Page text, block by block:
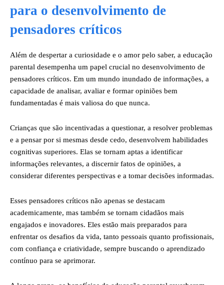
para o desenvolvimento de
pensadores críticos
Além de despertar a curiosidade e o amor pelo saber, a educação
parental desempenha um papel crucial no desenvolvimento de
pensadores críticos. Em um mundo inundado de informações, a
capacidade de analisar, avaliar e formar opiniões bem
fundamentadas é mais valiosa do que nunca.
Crianças que são incentivadas a questionar, a resolver problemas
e a pensar por si mesmas desde cedo, desenvolvem habilidades
cognitivas superiores. Elas se tornam aptas a identificar
informações relevantes, a discernir fatos de opiniões, a
considerar diferentes perspectivas e a tomar decisões informadas.
Esses pensadores críticos não apenas se destacam
academicamente, mas também se tornam cidadãos mais
engajados e inovadores. Eles estão mais preparados para
enfrentar os desafios da vida, tanto pessoais quanto profissionais,
com confiança e criatividade, sempre buscando o aprendizado
contínuo para se aprimorar.